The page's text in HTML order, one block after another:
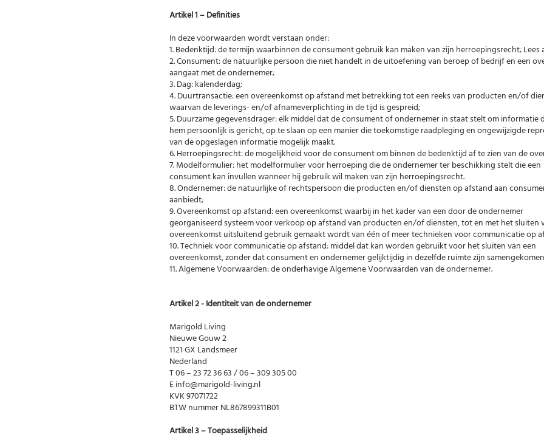
Artikel 1 – Definities
In deze voorwaarden wordt verstaan onder:
1. Bedenktijd: de termijn waarbinnen de consument gebruik kan maken van zijn herroepingsrecht; Lees
2. Consument: de natuurlijke persoon die niet handelt in de uitoefening van beroep of bedrijf en een
aangaat met de ondernemer;
3. Dag: kalenderdag;
4. Duurtransactie: een overeenkomst op afstand met betrekking tot een reeks van producten en/of
waarvan de leverings- en/of afnameverplichting in de tijd is gespreid;
5. Duurzame gegevensdrager: elk middel dat de consument of ondernemer in staat stelt om informatie
hem persoonlijk is gericht, op te slaan op een manier die toekomstige raadpleging en ongewijzigde
van de opgeslagen informatie mogelijk maakt.
6. Herroepingsrecht: de mogelijkheid voor de consument om binnen de bedenktijd af te zien van de
7. Modelformulier: het modelformulier voor herroeping die de ondernemer ter beschikking stelt die een
consument kan invullen wanneer hij gebruik wil maken van zijn herroepingsrecht.
8. Ondernemer: de natuurlijke of rechtspersoon die producten en/of diensten op afstand aan
aanbiedt;
9. Overeenkomst op afstand: een overeenkomst waarbij in het kader van een door de ondernemer
georganiseerd systeem voor verkoop op afstand van producten en/of diensten, tot en met het sluiten
overeenkomst uitsluitend gebruik gemaakt wordt van één of meer technieken voor communicatie op
10. Techniek voor communicatie op afstand: middel dat kan worden gebruikt voor het sluiten van een
overeenkomst, zonder dat consument en ondernemer gelijktijdig in dezelfde ruimte zijn
11. Algemene Voorwaarden: de onderhavige Algemene Voorwaarden van de ondernemer.
Artikel 2 - Identiteit van de ondernemer
Marigold Living
Nieuwe Gouw 2
1121 GX Landsmeer
Nederland
T 06 – 23 72 36 63 / 06 – 309 305 00
Einfo@marigold-living.nl
KVK 97071722
BTW nummer NL867899311B01
Artikel 3 – Toepasselijkheid